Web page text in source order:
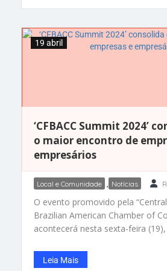
oferecendo entrada gratuita para
disponível
‘CFBACC Summit 2024’
o maior encontro de
empresários
19 abril
Local e Comunidade , Notícias
O evento promovido pela
Brazilian American Chamber of
acontecerá nesta sexta-feira
maior rodada de negócios.
autoridades e convidados Da
Leia Mais